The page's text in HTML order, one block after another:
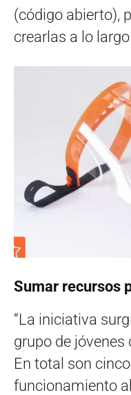
(código abierto),
crearlas a lo
Sumar recursos
“La iniciativa
grupo de jóvenes
En total son
funcionamiento